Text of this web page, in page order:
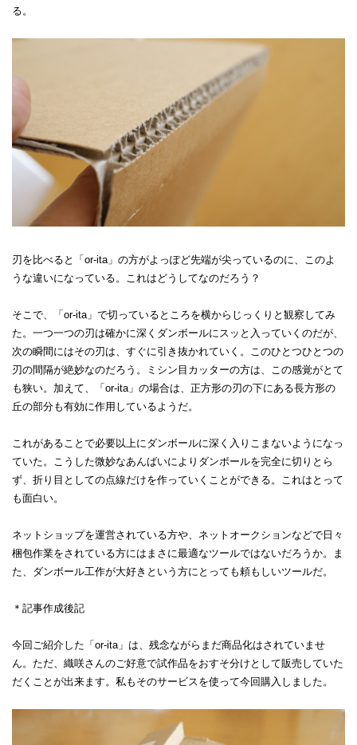
る。
刃を比べると「or-ita」の方がよっぽど先端が尖っているのに、このよ
うな違いになっている。これはどうしてなのだろう？
そこで、「or-ita」で切っているところを横からじっくりと観察してみ
た。一つ一つの刃は確かに深くダンボールにスッと入っていくのだが、
次の瞬間にはその刃は、すぐに引き抜かれていく。このひとつひとつの
刃の間隔が絶妙なのだろう。ミシン目カッターの方は、この感覚がとて
も狭い。加えて、「or-ita」の場合は、正方形の刃の下にある長方形の
丘の部分も有効に作用しているようだ。
これがあることで必要以上にダンボールに深く入りこまないようになっ
ていた。こうした微妙なあんばいによりダンボールを完全に切りとら
ず、折り目としての点線だけを作っていくことができる。これはとって
も面白い。
ネットショップを運営されている方や、ネットオークションなどで日々
梱包作業をされている方にはまさに最適なツールではないだろうか。ま
た、ダンボール工作が大好きという方にとっても頼もしいツールだ。
＊記事作成後記
今回ご紹介した「or-ita」は、残念ながらまだ商品化はされていませ
ん。ただ、織咲さんのご好意で試作品をおすそ分けとして販売していた
だくことが出来ます。私もそのサービスを使って今回購入しました。